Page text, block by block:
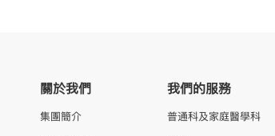
關於我們
集團簡介
我們的服務
普通科及家庭醫學科